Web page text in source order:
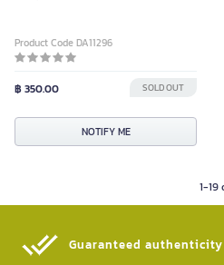
Product Code DA11296
฿ 350.00 SOLD OUT
NOTIFY ME
1-19
Guaranteed authenticity​